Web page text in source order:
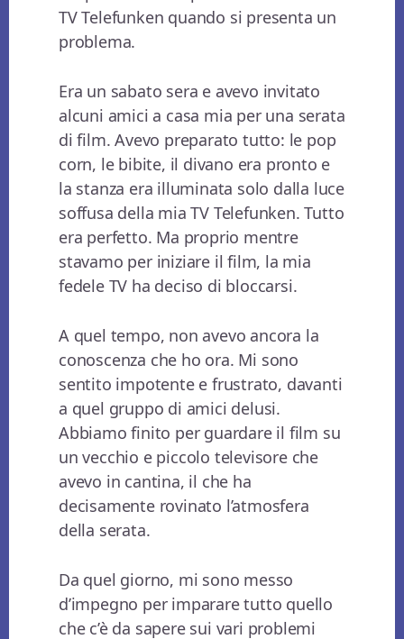
TV Telefunken quando si presenta un
problema.
Era un sabato sera e avevo invitato
alcuni amici a casa mia per una serata
di film. Avevo preparato tutto: le pop
corn, le bibite, il divano era pronto e
la stanza era illuminata solo dalla luce
soffusa della mia TV Telefunken. Tutto
era perfetto. Ma proprio mentre
stavamo per iniziare il film, la mia
fedele TV ha deciso di bloccarsi.
A quel tempo, non avevo ancora la
conoscenza che ho ora. Mi sono
sentito impotente e frustrato, davanti
a quel gruppo di amici delusi.
Abbiamo finito per guardare il film su
un vecchio e piccolo televisore che
avevo in cantina, il che ha
decisamente rovinato l’atmosfera
della serata.
Da quel giorno, mi sono messo
d’impegno per imparare tutto quello
che c’è da sapere sui vari problemi